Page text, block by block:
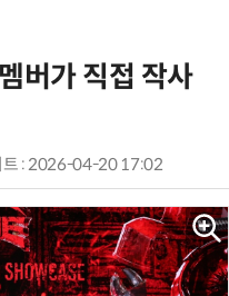
버가 직접 작사
트 : 2026-04-20 17:02